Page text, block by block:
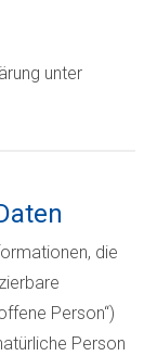
unter
die
Person“)
Person